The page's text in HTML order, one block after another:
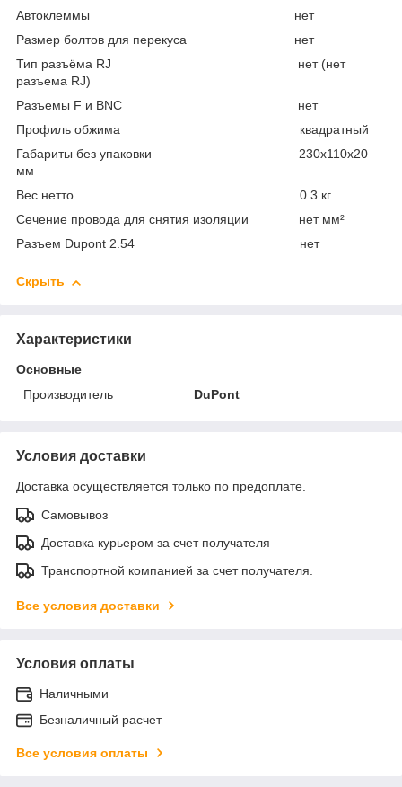
Автоклеммы нет
Размер болтов для перекуса нет
Тип разъёма RJ нет (нет
разъема RJ)
Разъемы F и BNC нет
Профиль обжима квадратный
Габариты без упаковки 230х110х20
мм
Вес нетто 0.3 кг
Сечение провода для снятия изоляции нет мм²
Разъем Dupont 2.54 нет
Скрыть
Характеристики
Основные
Производитель
DuPont
Условия доставки
Доставка осуществляется только по предоплате.
Самовывоз
Доставка курьером за счет получателя
Транспортной компанией за счет получателя.
Все условия доставки
Условия оплаты
Наличными
Безналичный расчет
Все условия оплаты